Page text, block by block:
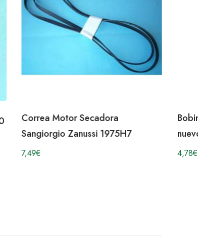
Correa Motor Secadora
Sangiorgio Zanussi 1975H7
7,49€ 4,78€